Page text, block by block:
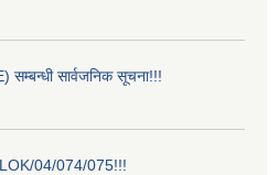
सम्बन्धी सार्वजनिक सूचना!!!
04/074/075!!!